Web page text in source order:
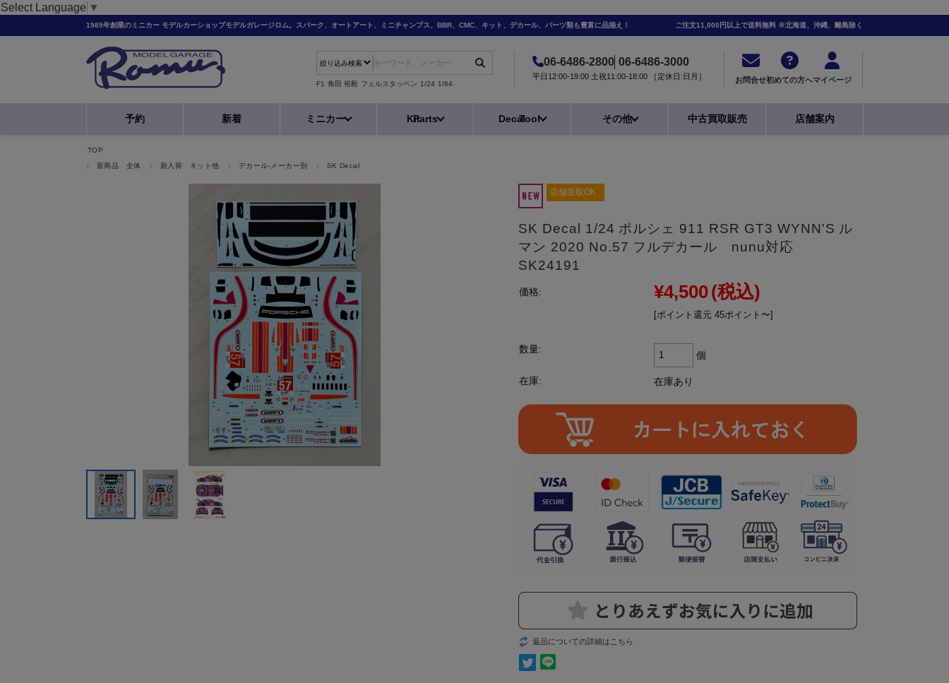
Select Language ▼
1985年創業のミニカー モデルカーショップモデルガレージロム。スパーク、オートアート、ミニチャンプス、BBR、CMC、キット、デカール、パーツ類も豊富に品揃え！ ご注文11,000円以上で送料無料 ※北海道、沖縄、離島除く
F1 角田 裕毅 フェルスタッペン 1/24 1/64
06-6486-2800 06-6486-3000
平日12:00-19:00 土祝11:00-18:00 ［定休日:日月］ お問合せ初めての方へマイページ
予約 新着 ミニカー KitParts DecalTool その他 中古買取販売 店舗案内
TOP
新商品 全体
新入荷 キット他 デカール-メーカー別 SK Decal
店舗受取OK
SK Decal 1/24 ポルシェ 911 RSR GT3 WYNN'S ル
マン 2020 No.57 フルデカール nunu対応
SK24191
価格: ¥4,500(税込)
[ポイント還元 45ポイント〜]
数量:
個
在庫: 在庫あり
返品についての詳細はこちら